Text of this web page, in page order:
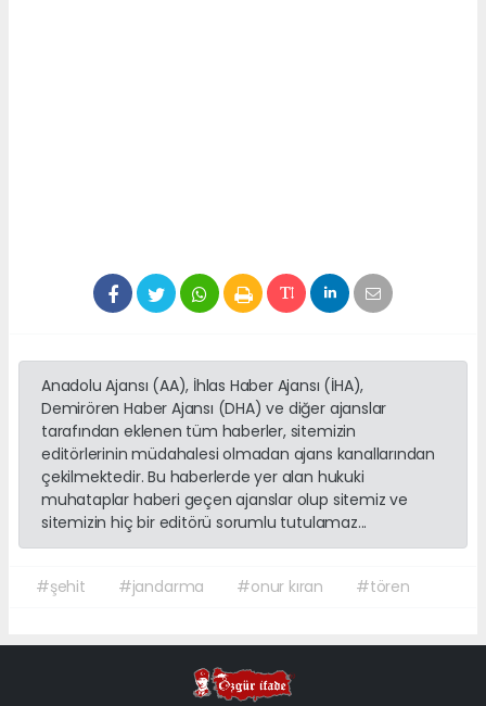
Anadolu Ajansı (AA), İhlas Haber Ajansı (İHA),
Demirören Haber Ajansı (DHA) ve diğer ajanslar
tarafından eklenen tüm haberler, sitemizin
editörlerinin müdahalesi olmadan ajans kanallarından
çekilmektedir. Bu haberlerde yer alan hukuki
muhataplar haberi geçen ajanslar olup sitemiz ve
sitemizin hiç bir editörü sorumlu tutulamaz...
#şehit #jandarma #onur kıran #tören